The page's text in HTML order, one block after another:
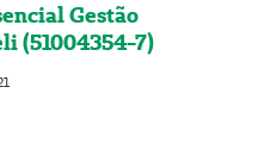
Gestão
(51004354-7)